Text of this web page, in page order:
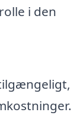
i den